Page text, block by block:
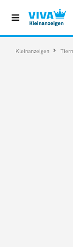
Kleinanzeigen